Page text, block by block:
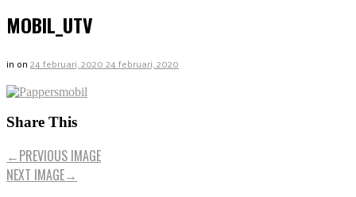
MOBIL_UTV
in on24 februari, 202024 februari, 2020
Share This
←PREVIOUS IMAGE
NEXT IMAGE→